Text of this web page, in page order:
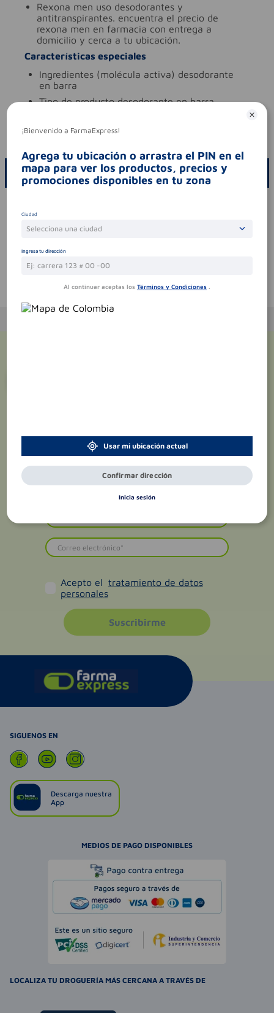
rexona men uso desodorantes y
antitranspirantes. encuentra el precio de
rexona men en farmacia con entrega a
domicilio y cerca a tu ubicación.
Características especiales
ingredientes (molécula activa) desodorante
en barra
tipo de producto desodorante en barra
codigo invima
ESCRIBE UN COMENTARIO
Sin comentarios.
Te puede interesar
Acepto el tratamiento de datos
personales
Suscribirme
SIGUENOS EN
Descarga nuestra
App
MEDIOS DE PAGO DISPONIBLES
LOCALIZA TU DROGUERÍA MÁS CERCANA A TRAVÉS DE
¡Bienvenido a FarmaExpress!
Agrega tu ubicación o arrastra el PIN en el
mapa para ver los productos, precios y
promociones disponibles en tu zona
Ciudad
Selecciona una ciudad
Ingresa tu dirección
Al continuar aceptas los Términos y Condiciones .
Usar mi ubicación actual
Confirmar dirección
Inicia sesión